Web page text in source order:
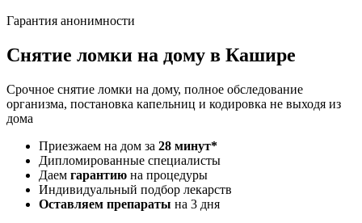
Гарантия анонимности
Снятие ломки на дому в Кашире
Срочное снятие ломки на дому, полное обследование
организма, постановка капельниц и кодировка не выходя из
дома
Приезжаем на дом за 28 минут*
Дипломированные специалисты
Даем гарантию на процедуры
Индивидуальный подбор лекарств
Оставляем препараты на 3 дня